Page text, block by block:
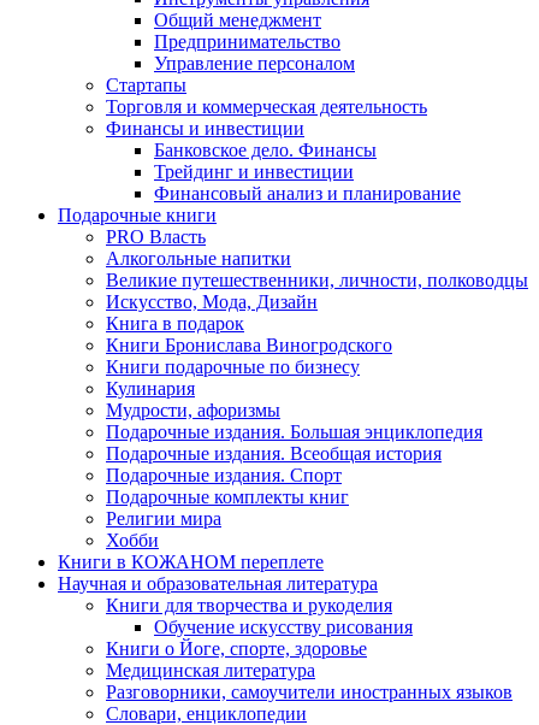
Общий менеджмент
Предпринимательство
Управление персоналом
Стартапы
Торговля и коммерческая деятельность
Финансы и инвестиции
Банковское дело. Финансы
Трейдинг и инвестиции
Финансовый анализ и планирование
Подарочные книги
PRO Власть
Алкогольные напитки
Великие путешественники, личности, полководцы
Искусство, Мода, Дизайн
Книга в подарок
Книги Бронислава Виногродского
Книги подарочные по бизнесу
Кулинария
Мудрости, афоризмы
Подарочные издания. Большая энциклопедия
Подарочные издания. Всеобщая история
Подарочные издания. Спорт
Подарочные комплекты книг
Религии мира
Хобби
Книги в КОЖАНОМ переплете
Научная и образовательная литература
Книги для творчества и рукоделия
Обучение искусству рисования
Книги о Йоге, спорте, здоровье
Медицинская литература
Разговорники, самоучители иностранных языков
Словари, енциклопедии